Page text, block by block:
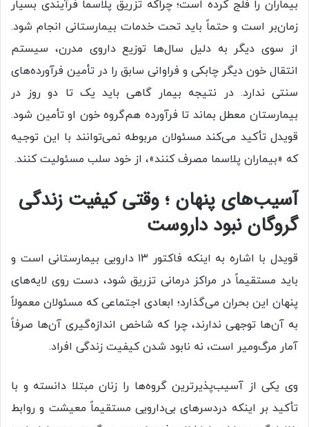
بیماران را فلج کرده است؛ چراکه تزریق پلاسما فرآیندی بسیار
زمان‌بر است و حتماً باید تحت خدمات بیمارستانی انجام شود.
از سوی دیگر به دلیل سال‌ها توزیع داروی مدرن، سیستم
انتقال خون دیگر چابکی و فراوانی سابق را در تأمین فرآورده‌های
سنتی ندارد. در نتیجه بیمار گاهی باید یک تا دو روز در
بیمارستان معطل بماند تا فرآورده هم‌گروه خون او تأمین شود.
قویدل تأکید می‌کند مسئولان مربوطه نمی‌توانند با این توجیه
که «بیماران پلاسما مصرف کنند»، از خود سلب مسئولیت کنند.
آسیب‌های پنهان ؛ وقتی کیفیت زندگی
گروگان نبود داروست
قویدل با اشاره به اینکه فاکتور ۱۳ دارویی بیمارستانی است و
باید مستقیماً در مراکز درمانی تزریق شود، دست روی لایه‌های
پنهان این بحران می‌گذارد؛ ابعادی اجتماعی که مسئولان معمولاً
به آن‌ها توجهی ندارند، چرا که شاخص اندازه‌گیری آن‌ها صرفاً
آمار مرگ‌ومیر است، نه نابود شدن کیفیت زندگی افراد.
وی یکی از آسیب‌پذیرترین گروه‌ها را زنان مبتلا دانسته و با
تأکید بر اینکه دردسرهای بی‌دارویی مستقیماً معیشت و روابط